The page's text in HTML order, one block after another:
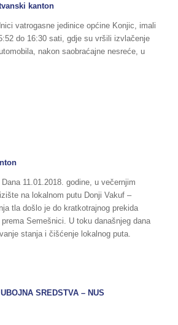
kanton
vatrogasne jedinice općine Konjic, imali
do 16:30 sati, gdje su vršili izvlačenje
nakon saobraćajne nesreće, u
11.01.2018. godine, u večernjim
na lokalnom putu Donji Vakuf –
tla došlo je do kratkotrajnog prekida
Semešnici. U toku današnjeg dana
stanja i čišćenje lokalnog puta.
SREDSTVA – NUS